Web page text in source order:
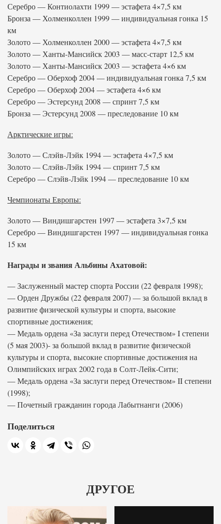
Серебро — Контиолахти 1999 — эстафета 4×7,5 км
Бронза — Холменколлен 1999 — индивидуальная гонка 15
км
Золото — Холменколлен 2000 — эстафета 4×7,5 км
Золото — Ханты-Мансийск 2003 — масс-старт 12,5 км
Золото — Ханты-Мансийск 2003 — эстафета 4×6 км
Серебро — Оберхоф 2004 — индивидуальная гонка 7,5 км
Серебро — Оберхоф 2004 — эстафета 4×6 км
Серебро — Эстерсунд 2008 — спринт 7,5 км
Бронза — Эстерсунд 2008 — преследование 10 км
Арктические игры:
Золото — Слэйв-Лэйк 1994 — эстафета 4×7,5 км
Золото — Слэйв-Лэйк 1994 — спринт 7,5 км
Серебро — Слэйв-Лэйк 1994 — преследование 10 км
Чемпионаты Европы:
Золото — Виндишгарстен 1997 — эстафета 3×7,5 км
Серебро — Виндишгарстен 1997 — индивидуальная гонка
15 км
Награды и звания Альбины Ахатовой:
— Заслуженный мастер спорта России (22 февраля 1998);
— Орден Дружбы (22 февраля 2007) — за большой вклад в
развитие физической культуры и спорта, высокие
спортивные достижения;
— Медаль ордена «За заслуги перед Отечеством» I степени
(5 мая 2003)- за большой вклад в развитие физической
культуры и спорта, высокие спортивные достижения на
Олимпийских играх 2002 года в Солт-Лейк-Сити;
— Медаль ордена «За заслуги перед Отечеством» II степени
(1998);
— Почетный гражданин города Лабытнанги (2006)
Поделиться
ДРУГОЕ